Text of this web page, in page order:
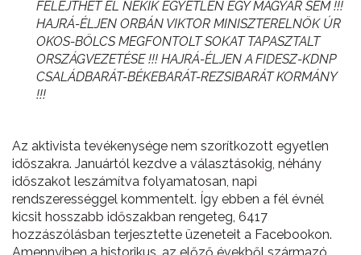
FELEJTHET EL NEKIK EGYETLEN EGY MAGYAR SEM !!!
HAJRÁ-ÉLJEN ORBÁN VIKTOR MINISZTERELNÖK ÚR
OKOS-BÖLCS MEGFONTOLT SOKAT TAPASZTALT
ORSZÁGVEZETÉSE !!! HAJRÁ-ÉLJEN A FIDESZ-KDNP
CSALÁDBARÁT-BÉKEBARÁT-REZSIBARÁT KORMÁNY
!!!
Az aktivista tevékenysége nem szorítkozott egyetlen
időszakra. Januártól kezdve a választásokig, néhány
időszakot leszámítva folyamatosan, napi
rendszerességgel kommentelt. Így ebben a fél évnél
kicsit hosszabb időszakban rengeteg, 6417
hozzászólásban terjesztette üzeneteit a Facebookon.